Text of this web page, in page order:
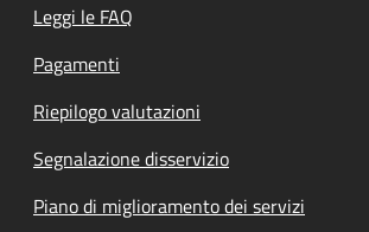
Leggi le FAQ
Pagamenti
Riepilogo valutazioni
Segnalazione disservizio
Piano di miglioramento dei servizi